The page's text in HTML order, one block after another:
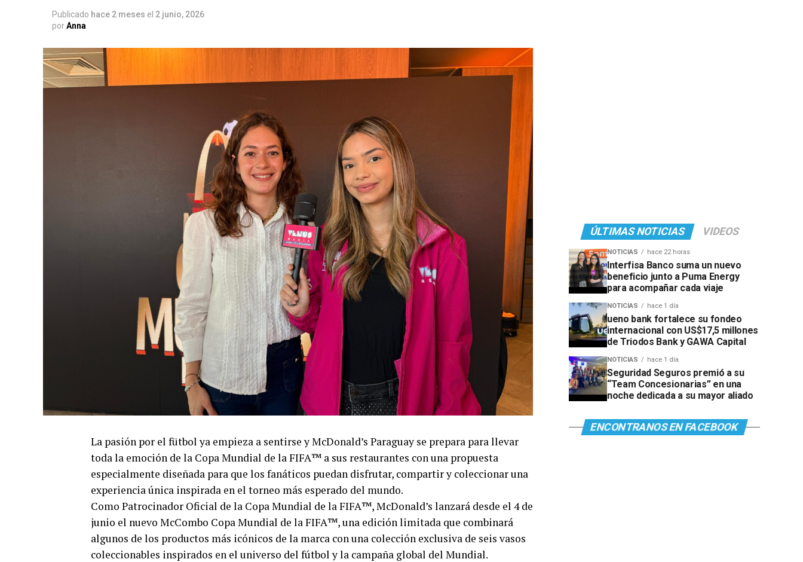
Publicado hace 2 meses el 2 junio, 2026
porAnna
La pasión por el fütbol ya empieza a sentirse y McDonald’s Paraguay se prepara para llevar
toda la emoción de la Copa Mundial de la FIFA™️ a sus restaurantes con una propuesta
especialmente diseñada para que los fanáticos puedan disfrutar, compartir y coleccionar una
experiencia única inspirada en el torneo más esperado del mundo.
Como Patrocinador Oficial de la Copa Mundial de la FIFA™️, McDonald’s lanzará desde el 4 de
junio el nuevo McCombo Copa Mundial de la FIFA™️, una edición limitada que combinará
algunos de los productos más icónicos de la marca con una colección exclusiva de seis vasos
coleccionables inspirados en el universo del fútbol y la campaña global del Mundial.
ÚLTIMAS NOTICIAS VIDEOS
NOTICIAS hace 22 horas
Interfisa Banco suma un nuevo
beneficio junto a Puma Energy
para acompañar cada viaje
NOTICIAS hace 1 día
ueno bank fortalece su fondeo
internacional con US$17,5 millones
de Triodos Bank y GAWA Capital
NOTICIAS hace 1 día
Seguridad Seguros premió a su
“Team Concesionarias” en una
noche dedicada a su mayor aliado
ENCONTRANOS EN FACEBOOK